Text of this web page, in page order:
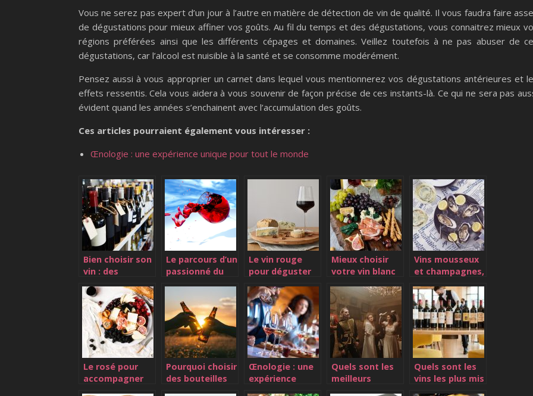
Vous ne serez pas expert d’un jour à l’autre en matière de détection de vin de qualité. Il vous faudra faire
de dégustations pour mieux affiner vos goûts. Au fil du temps et des dégustations, vous connaitrez mieux
régions préférées ainsi que les différents cépages et domaines. Veillez toutefois à ne pas abuser de
dégustations, car l’alcool est nuisible à la santé et se consomme modérément.
Pensez aussi à vous approprier un carnet dans lequel vous mentionnerez vos dégustations antérieures et
effets ressentis. Cela vous aidera à vous souvenir de façon précise de ces instants-là. Ce qui ne sera pas
évident quand les années s’enchainent avec l’accumulation des goûts.
Ces articles pourraient également vous intéresser :
Œnologie : une expérience unique pour tout le monde
Bien choisir son
vin : des
arriver
Le parcours d’un
passionné du
Le vin rouge
pour déguster
Mieux choisir
votre vin blanc
Vins mousseux
et champagnes,
occasions pour
en boire
Le rosé pour
accompagner
Pourquoi choisir
des bouteilles
Œnologie : une
expérience
Quels sont les
meilleurs
Quels sont les
vins les plus mis